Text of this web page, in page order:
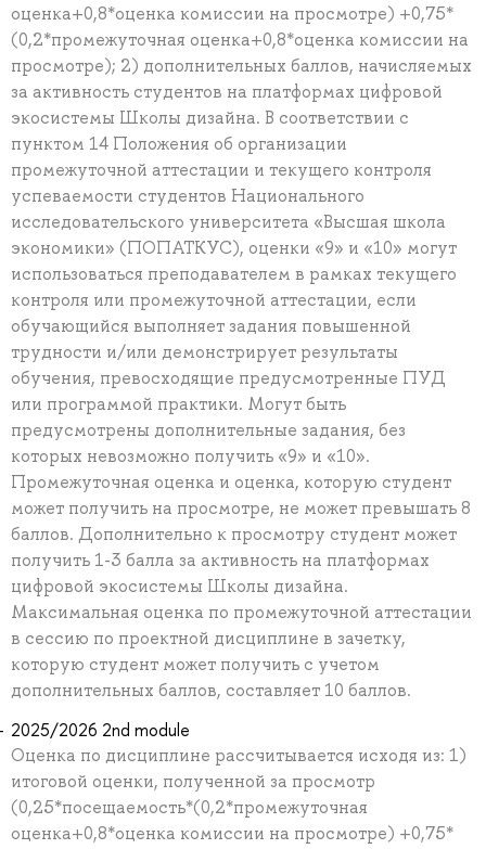
оценка+0,8*оценка комиссии на просмотре) +0,75*
(0,2*промежуточная оценка+0,8*оценка комиссии на
просмотре); 2) дополнительных баллов, начисляемых
за активность студентов на платформах цифровой
экосистемы Школы дизайна. В соответствии с
пунктом 14 Положения об организации
промежуточной аттестации и текущего контроля
успеваемости студентов Национального
исследовательского университета «Высшая школа
экономики» (ПОПАТКУС), оценки «9» и «10» могут
использоваться преподавателем в рамках текущего
контроля или промежуточной аттестации, если
обучающийся выполняет задания повышенной
трудности и/или демонстрирует результаты
обучения, превосходящие предусмотренные ПУД
или программой практики. Могут быть
предусмотрены дополнительные задания, без
которых невозможно получить «9» и «10».
Промежуточная оценка и оценка, которую студент
может получить на просмотре, не может превышать 8
баллов. Дополнительно к просмотру студент может
получить 1-3 балла за активность на платформах
цифровой экосистемы Школы дизайна.
Максимальная оценка по промежуточной аттестации
в сессию по проектной дисциплине в зачетку,
которую студент может получить с учетом
дополнительных баллов, составляет 10 баллов.
2025/2026 2nd module
Оценка по дисциплине рассчитывается исходя из: 1)
итоговой оценки, полученной за просмотр
(0,25*посещаемость*(0,2*промежуточная
оценка+0,8*оценка комиссии на просмотре) +0,75*